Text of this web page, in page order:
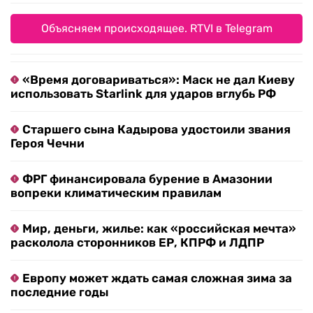
Объясняем происходящее. RTVI в Telegram
«Время договариваться»: Маск не дал Киеву
использовать Starlink для ударов вглубь РФ
Старшего сына Кадырова удостоили звания
Героя Чечни
ФРГ финансировала бурение в Амазонии
вопреки климатическим правилам
Мир, деньги, жилье: как «российская мечта»
расколола сторонников ЕР, КПРФ и ЛДПР
Европу может ждать самая сложная зима за
последние годы